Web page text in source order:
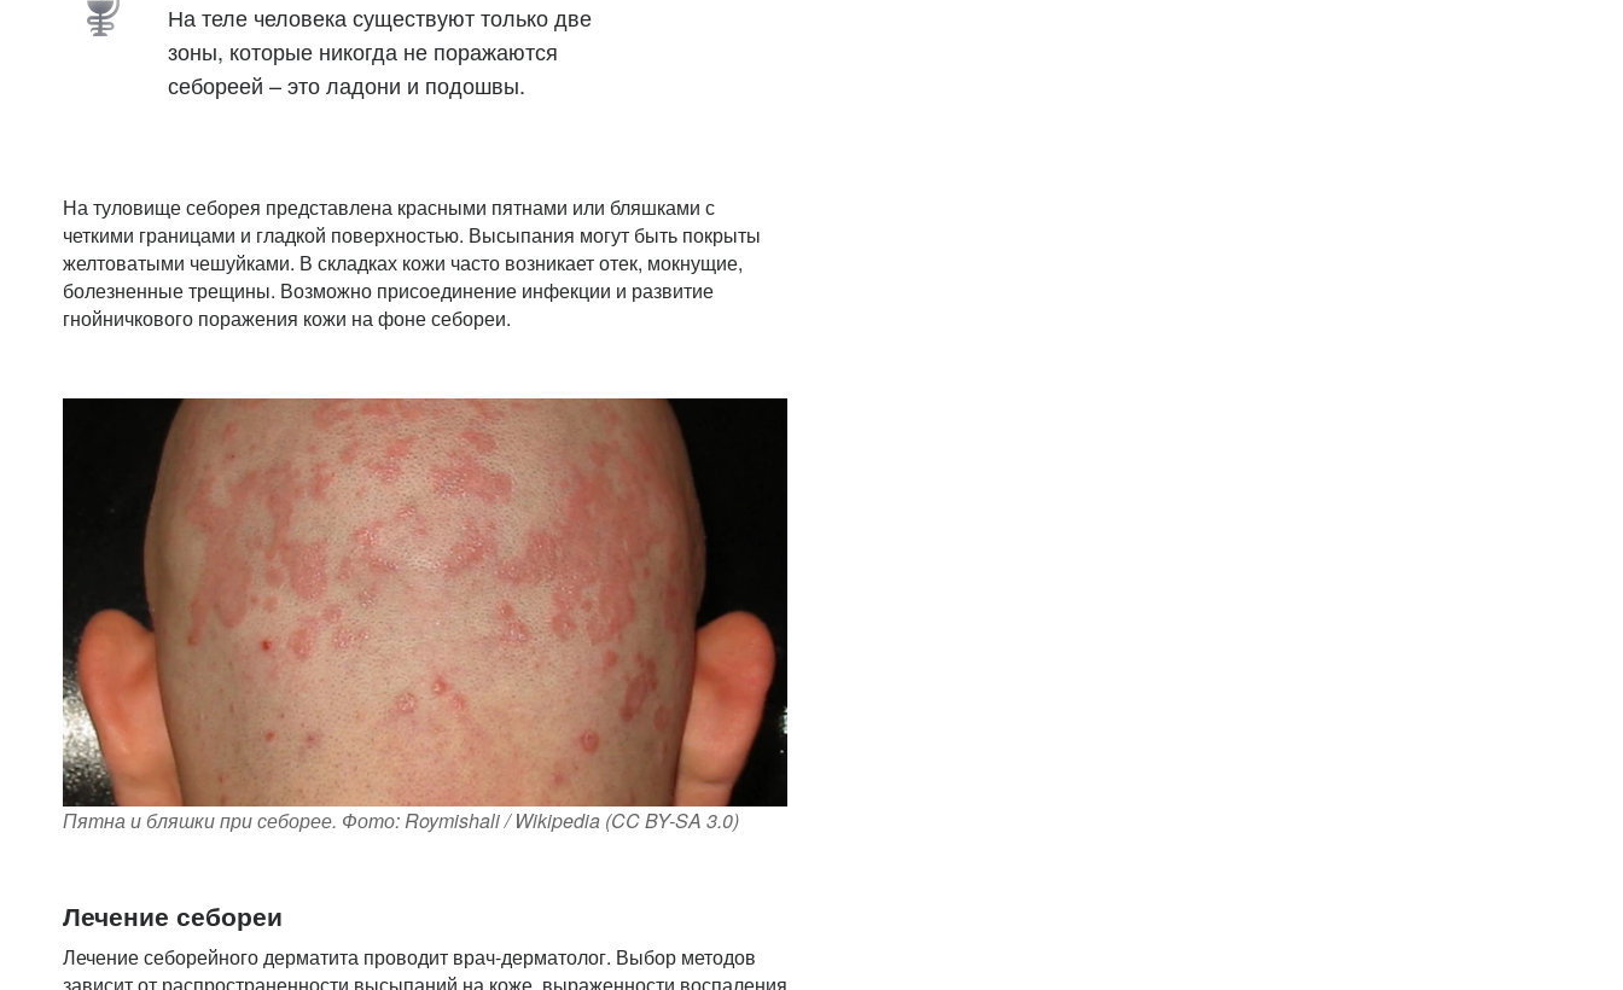
На теле человека существуют только две
зоны, которые никогда не поражаются
себореей – это ладони и подошвы.
На туловище себорея представлена красными пятнами или бляшками с
четкими границами и гладкой поверхностью. Высыпания могут быть покрыты
желтоватыми чешуйками. В складках кожи часто возникает отек, мокнущие,
болезненные трещины. Возможно присоединение инфекции и развитие
гнойничкового поражения кожи на фоне себореи.
Пятна и бляшки при себорее. Фото: Roymishali / Wikipedia (CC BY-SA 3.0)
Лечение себореи
Лечение себорейного дерматита проводит врач-дерматолог. Выбор методов
зависит от распространенности высыпаний на коже, выраженности воспаления